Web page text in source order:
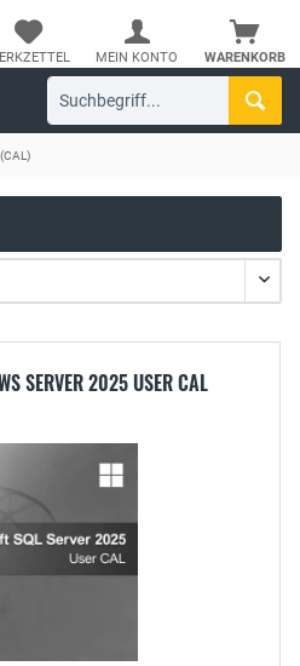
WARENKORB
MEIN KONTO
SERVER 2025 USER CAL